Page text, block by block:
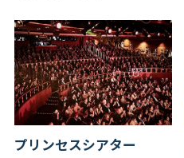
プリンセスシアター